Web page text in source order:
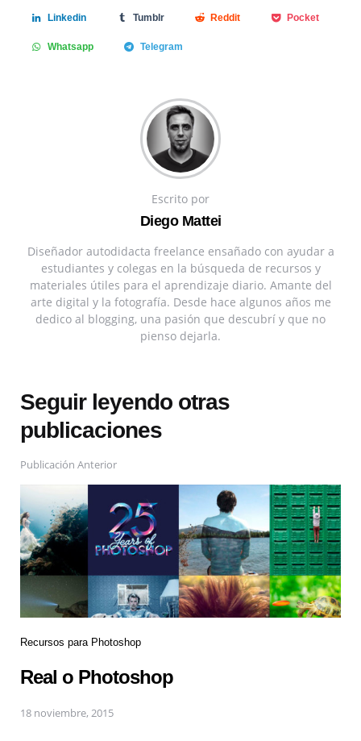
Linkedin Tumblr Reddit Pocket
Whatsapp Telegram
Escrito por
Diego Mattei
Diseñador autodidacta freelance ensañado con ayudar a
estudiantes y colegas en la búsqueda de recursos y
materiales útiles para el aprendizaje diario. Amante del
arte digital y la fotografía. Desde hace algunos años me
dedico al blogging, una pasión que descubrí y que no
pienso dejarla.
Seguir leyendo otras
publicaciones
Publicación Anterior
Recursos para Photoshop
Real o Photoshop
18 noviembre, 2015